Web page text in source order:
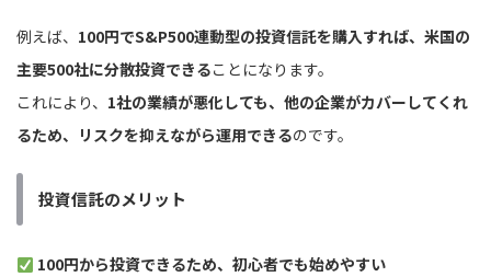
例えば、 100円でS&P500連動型の投資信託を購入すれば、米国の
主要500社に分散投資できることになります。
これにより、 1社の業績が悪化しても、他の企業がカバーしてくれ
るため、リスクを抑えながら運用できるのです。
投資信託のメリット
100円から投資できるため、初心者でも始めやすい